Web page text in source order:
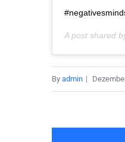
A post shared
By admin |